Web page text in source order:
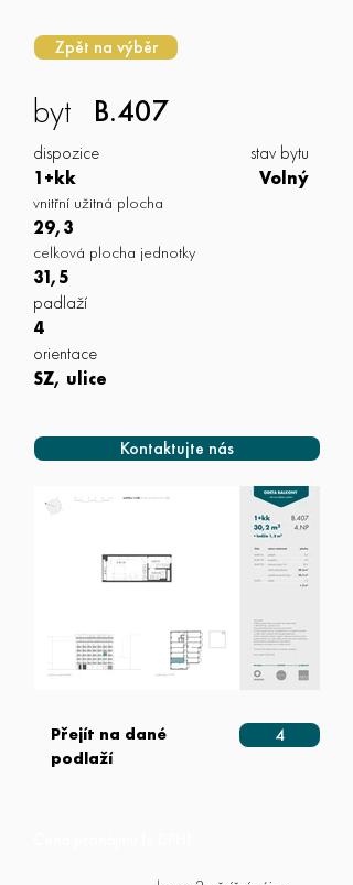
Zpět na výběr
byt B.407
stav bytu
dispozice
1+kk
Volný
vnitřní užitná plocha
29,3
celková plocha jednotky
31,5
padlaží
4
orientace
SZ, ulice
Kontaktujte nás
Přejít na dané
podlaží
4